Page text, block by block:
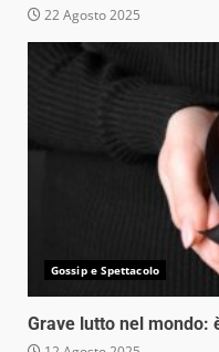
22 Agosto 2025
Gossip e Spettacolo
Grave lutto nel mondo: